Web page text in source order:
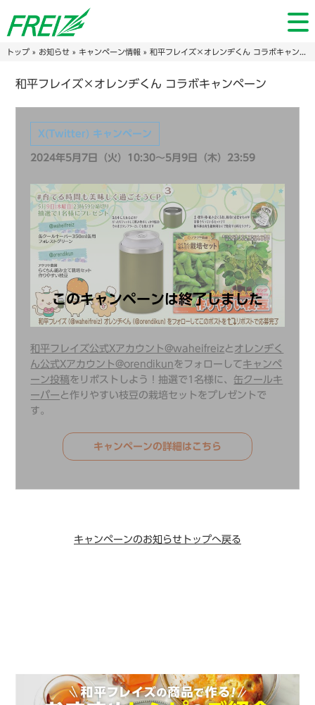
トップ» お知らせ» キャンペーン情報» 和平フレイズ×オレンヂくん コラボキャンペーン
和平フレイズ×オレンヂくん コラボキャンペーン
このキャンペーンは終了しました
X(Twitter) キャンペーン
2024年5月7日（火）10:30～5月9日（木）23:59
和平フレイズ公式Xアカウント@waheifreizと オレンヂく
ん公式Xアカウント@orendikunをフォローしてキャンペ
ーン投稿をリポストしよう！抽選で1名様に、缶クールキ
ーパー と作りやすい枝豆の栽培セットをプレゼントで
す。
キャンペーンの詳細はこちら
キャンペーンのお知らせトップへ戻る